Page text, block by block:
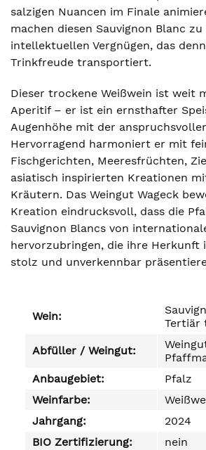
salzigen Nuancen im Finale
machen diesen Sauvignon Blanc zu
intellektuellen Vergnügen, das
Trinkfreude transportiert.
Dieser trockene Weißwein ist weit
Aperitif – er ist ein ernsthafter
Augenhöhe mit der
Hervorragend harmoniert er mit
Fischgerichten, Meeresfrüchten,
asiatisch inspirierten Kreationen
Kräutern. Das Weingut Wageck
Kreation eindrucksvoll, dass die
Sauvignon Blancs von
hervorzubringen, die ihre Herkunft
stolz und unverkennbar
Wein:
Tertiär
Abfüller / Weingut:
Anbaugebiet:
Pfalz
Weinfarbe:
Jahrgang:
2024
BIO Zertifizierung:
nein